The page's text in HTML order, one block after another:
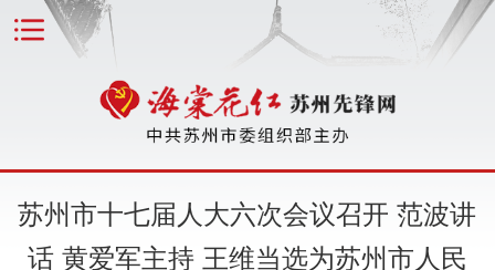
苏州市十七届人大六次会议召开 范波讲
话 黄爱军主持 王维当选为苏州市人民